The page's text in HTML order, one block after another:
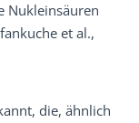
Nukleinsäuren
et al.,
die, ähnlich